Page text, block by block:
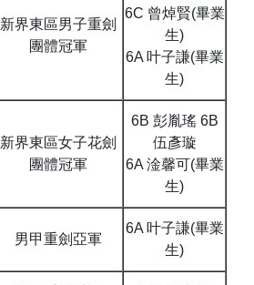
新界東區男子重劍
團體冠軍
6C 曾焯賢(畢業
生)
6A 叶子謙(畢業
生)
新界東區女子花劍
團體冠軍
6B 彭胤瑤 6B
伍彥璇
6A 淦馨可(畢業
生)
男甲重劍亞軍
6A 叶子謙(畢業
生)